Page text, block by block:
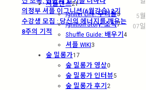
의정부 셔플 이그니션(6월강습) 2기
수강생 모집 : 당신의 에너지를 깨우는
8주의 기적
5월
07일
셔플댄스21
Igniter Life: 우리들5
Ignition Story: 소식7
Shuffle Guide: 배우기4
셔플 WIKI3
숲 밀롱가17
숲 밀롱가 영상0
숲 밀롱가 인터뷰5
숲 밀롱가 후기2